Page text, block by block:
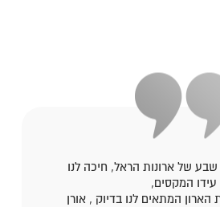
שבע של ארונות הראל, חיכה לנו
עידו המקסים,
הארון המתאים לנו בדיוק , אורן